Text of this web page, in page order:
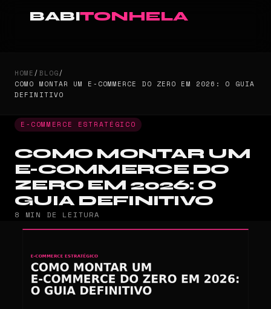
BABITONHELA
HOME/BLOG/
COMO MONTAR UM E-COMMERCE DO ZERO EM 2026: O GUIA
DEFINITIVO
E-COMMERCE ESTRATÉGICO
COMO MONTAR UM
E-COMMERCE DO
ZERO EM 2026: O
GUIA DEFINITIVO
8 MIN DE LEITURA